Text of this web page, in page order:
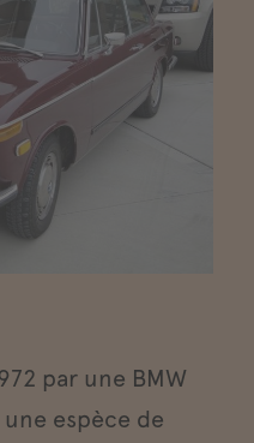
par une BMW
espèce de